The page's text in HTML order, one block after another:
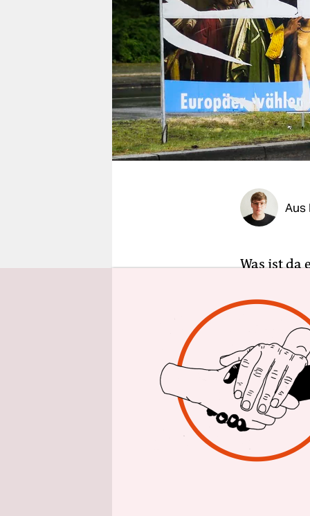
verlag
veranstaltungen
shop
fragen & hilfe
unterstützen
abo
Aus
Was ist da
mehrere
Allgemeine,
sollen
zur
gibt das
passieren
Klar ist
gemeldet